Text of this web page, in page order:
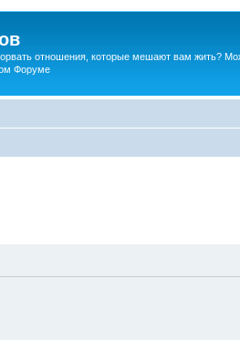
отношения, которые мешают вам жить?
Форуме